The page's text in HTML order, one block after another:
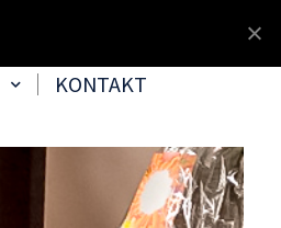
KONTAKT